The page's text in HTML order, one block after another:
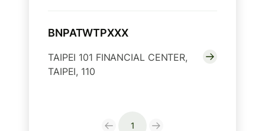
BNPATWTPXXX
TAIPEI 101 FINANCIAL CENTER,
TAIPEI, 110
1